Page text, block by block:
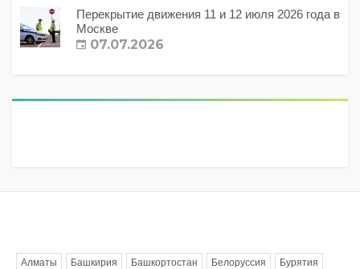
Перекрытие движения 11 и 12 июля 2026 года в
Москве
07.07.2026
Алматы Башкирия Башкортостан Белоруссия Бурятия